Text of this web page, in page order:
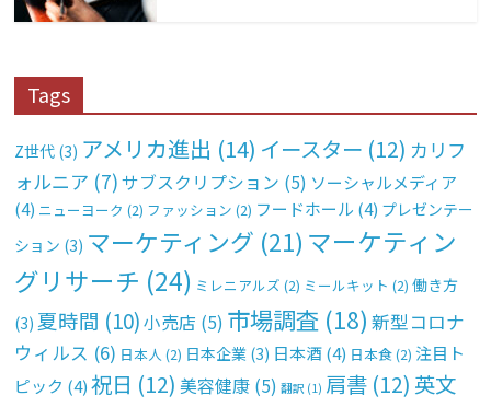
Tags
Z世代 (3) アメリカ進出 (14) イースター (12) カリフ
ォルニア (7)サブスクリプション (5) ソーシャルメディア
(4) ニューヨーク (2) ファッション (2) フードホール (4) プレゼンテー
ション (3) マーケティング (21) マーケティン
グリサーチ (24) ミレニアルズ (2) ミールキット (2) 働き方
(3) 夏時間 (10)小売店 (5) 市場調査 (18) 新型コロナ
ウィルス (6) 日本人 (2) 日本企業 (3) 日本酒(4) 日本食(2) 注目ト
ピック (4) 祝日 (12) 美容健康 (5) 翻訳 (1) 肩書 (12) 英文